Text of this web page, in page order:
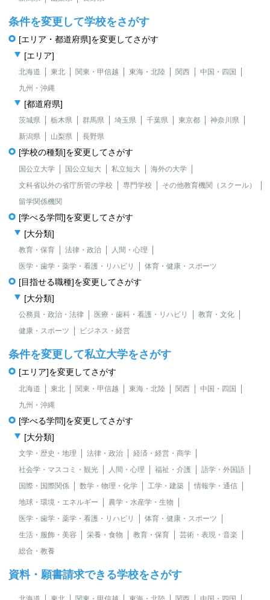
条件を変更して学校をさがす
[エリア・都道府県]を変更してさがす
[エリア]
北海道 東北 関東・甲信越 東海・北陸 関西
中国・四国
九州・沖縄
[都道府県]
茨城県 栃木県 群馬県 埼玉県 千葉県 東京都
神奈川県
新潟県
山梨県 長野県
[学校の種類]を変更してさがす
国公立大学 国公立短大 私立短大
海外の大学
文科省以外の省庁所管の学校
専門学校
その他教育機関（スクール）
留学関係機関
[学べる学問]を変更してさがす
[大分類]
教育・保育 法律・政治
人間・心理
医学・歯学・薬学・看護・リハビリ
体育・健康・スポーツ
[目指せる職種]を変更してさがす
[大分類]
公務員・政治・法律 医療・歯科・看護・リハビリ
教育・文化
健康・スポーツ
ビジネス・経営
条件を変更して私立大学をさがす
[エリア]を変更してさがす
北海道 東北 関東・甲信越 東海・北陸 関西
中国・四国
九州・沖縄
[学べる学問]を変更してさがす
[大分類]
文学・歴史・地理 法律・政治
経済・経営・商学
社会学・マスコミ・観光
人間・心理 福祉・介護
語学・外国語
国際・国際関係
数学・物理・化学 工学・建築
情報学・通信
地球・環境・エネルギー
農学・水産学・生物
医学・歯学・薬学・看護・リハビリ
体育・健康・スポーツ
生活・服飾・美容
栄養・食物 教育・保育
芸術・表現・音楽
総合・教養
資料・願書請求できる学校をさがす